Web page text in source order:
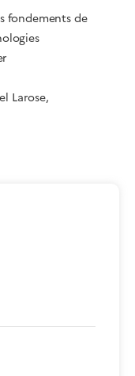
fondements de
Larose,